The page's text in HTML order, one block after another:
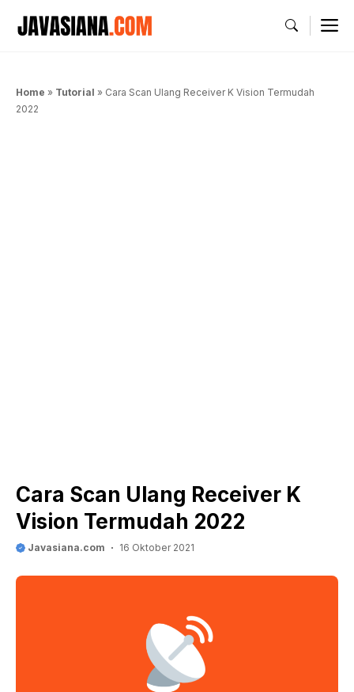
Home » Tutorial » Cara Scan Ulang Receiver K Vision Termudah
2022
Cara Scan Ulang Receiver K
Vision Termudah 2022
Javasiana.com 16 Oktober 2021